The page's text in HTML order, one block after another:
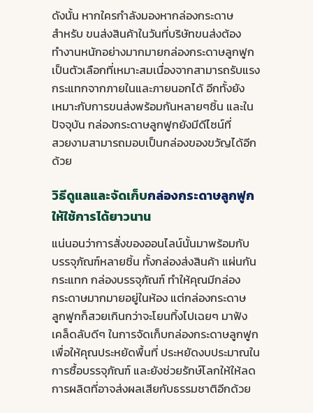
ดังนั้น หากใครกำลังมองหากล่องกระดาษ
สำหรับ ขนส่งสินค้าในวันที่บริษัทขนส่งต้อง
ทำงานหนักอย่างมากมายกล่องกระดาษลูกฟูก
เป็นตัวเลือกที่เหมาะสมเนื่องจากสามารถรับแรง
กระแทกจากภายในและภายนอกได้ อีกทั้งยัง
เหมาะกับการขนส่งพร้อมกันหลายๆชิ้น และใน
ปัจจุบัน กล่องกระดาษลูกฟูกยังมีดีไซน์ที่
สวยงามสามารถมอบเป็นกล่องของขวัญได้อีก
ด้วย
วิธีดูแลและจัดเก็บกล่องกระดาษลูกฟูก
ให้ใช้การได้ยาวนาน
แน่นอนว่าการสั่งของออนไลน์นั้นมาพร้อมกับ
บรรจุภัณฑ์หลายชิ้น ทั้งกล่องส่งสินค้า แผ่นกัน
กระแทก กล่องบรรจุภัณฑ์ ทำให้คุณมีกล่อง
กระดาษมากมายอยู่ในห้อง แต่กล่องกระดาษ
ลูกฟูกก็สวยเกินกว่าจะโยนทิ้งไปเฉยๆ มาฟัง
เคล็ดลับดีๆ ในการจัดเก็บกล่องกระดาษลูกฟูก
เพื่อให้คุณประหยัดพื้นที่ ประหยัดงบประมาณใน
การซื้อบรรจุภัณฑ์ และยังช่วยรักษ์โลกให้ให้ลด
การผลิตที่อาจส่งผลเสียกับธรรมชาติอีกด้วย